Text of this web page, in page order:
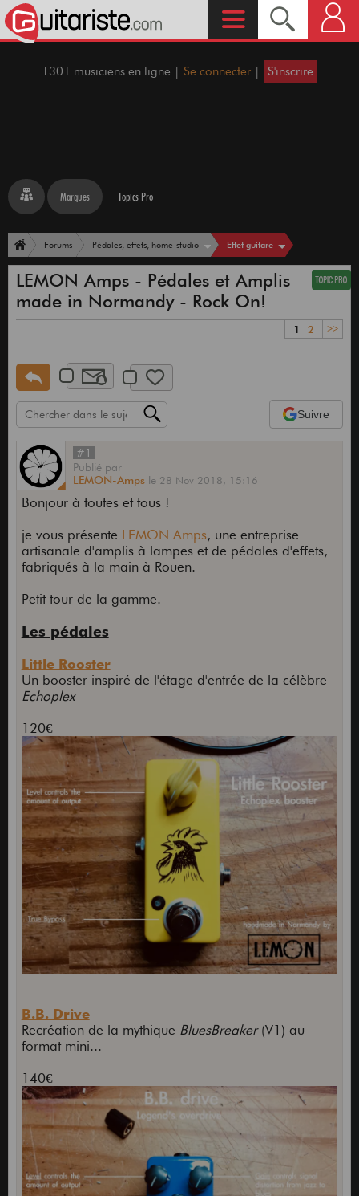
1301 musiciens en ligne | Se connecter | S'inscrire
Marques Topics Pro
Forums Pédales, effets, home-studio Effet guitare
LEMON Amps - Pédales et Amplis
made in Normandy - Rock On!
1 2 >>
Suivre
#1
Publié par
LEMON-Amps le 28 Nov 2018, 15:16
Bonjour à toutes et tous !
je vous présente LEMON Amps, une entreprise
artisanale d'amplis à lampes et de pédales d'effets,
fabriqués à la main à Rouen.
Petit tour de la gamme.
Les pédales
Little Rooster
Un booster inspiré de l'étage d'entrée de la célèbre
Echoplex
120€
B.B. Drive
Recréation de la mythique BluesBreaker(V1) au
format mini...
140€